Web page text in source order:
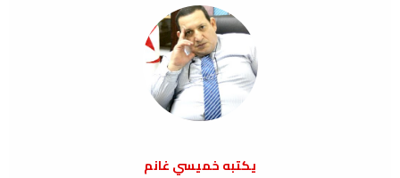
يكتبه خميسي غانم